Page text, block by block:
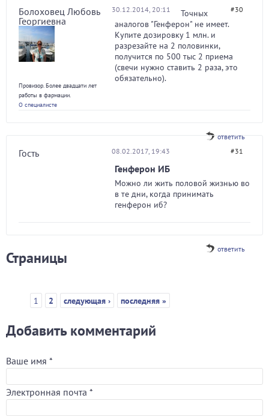
Болоховец Любовь
Георгиевна
Провизор. Более двадцати лет
работы в фармации.
О специалисте
30.12.2014, 20:11 #30
Точных
аналогов "Генферон" не имеет.
Купите дозировку 1 млн. и
разрезайте на 2 половинки,
получится по 500 тыс 2 приема
(свечи нужно ставить 2 раза, это
обязательно).
ответить
Гость 08.02.2017, 19:43 #31
Генферон ИБ
Можно ли жить половой жизнью во
в те дни, когда принимать
генферон иб?
ответить
Страницы
1 2 следующая › последняя »
Добавить комментарий
Ваше имя *
Электронная почта *